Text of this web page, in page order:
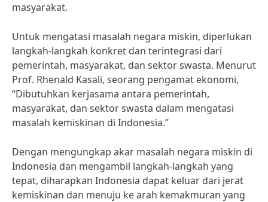
masyarakat.
Untuk mengatasi masalah negara miskin, diperlukan
langkah-langkah konkret dan terintegrasi dari
pemerintah, masyarakat, dan sektor swasta. Menurut
Prof. Rhenald Kasali, seorang pengamat ekonomi,
“Dibutuhkan kerjasama antara pemerintah,
masyarakat, dan sektor swasta dalam mengatasi
masalah kemiskinan di Indonesia.”
Dengan mengungkap akar masalah negara miskin di
Indonesia dan mengambil langkah-langkah yang
tepat, diharapkan Indonesia dapat keluar dari jerat
kemiskinan dan menuju ke arah kemakmuran yang